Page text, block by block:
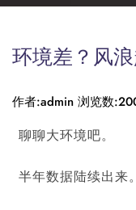
环境差？风
作者:admin 浏览数
聊聊大环境吧。
半年数据陆续出来